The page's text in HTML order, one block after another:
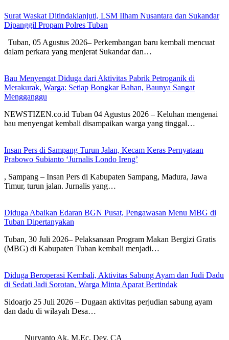
Surat Waskat Ditindaklanjuti, LSM Ilham Nusantara dan Sukandar
Dipanggil Propam Polres Tuban
Tuban, 05 Agustus 2026– Perkembangan baru kembali mencuat
dalam perkara yang menjerat Sukandar dan…
Bau Menyengat Diduga dari Aktivitas Pabrik Petroganik di
Merakurak, Warga: Setiap Bongkar Bahan, Baunya Sangat
Mengganggu
NEWSTIZEN.co.id Tuban 04 Agustus 2026 – Keluhan mengenai
bau menyengat kembali disampaikan warga yang tinggal…
Insan Pers di Sampang Turun Jalan, Kecam Keras Pernyataan
Prabowo Subianto ‘Jurnalis Londo Ireng’
, Sampang – Insan Pers di Kabupaten Sampang, Madura, Jawa
Timur, turun jalan. Jurnalis yang…
Diduga Abaikan Edaran BGN Pusat, Pengawasan Menu MBG di
Tuban Dipertanyakan
Tuban, 30 Juli 2026– Pelaksanaan Program Makan Bergizi Gratis
(MBG) di Kabupaten Tuban kembali menjadi…
Diduga Beroperasi Kembali, Aktivitas Sabung Ayam dan Judi Dadu
di Sedati Jadi Sorotan, Warga Minta Aparat Bertindak
Sidoarjo 25 Juli 2026 – Dugaan aktivitas perjudian sabung ayam
dan dadu di wilayah Desa…
Nuryanto Ak, M.Ec, Dev, CA